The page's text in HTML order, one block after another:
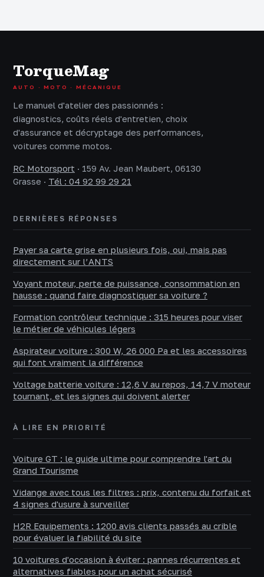
TorqueMag
AUTO · MOTO · MÉCANIQUE
Le manuel d'atelier des passionnés :
diagnostics, coûts réels d'entretien, choix
d'assurance et décryptage des performances,
voitures comme motos.
RC Motorsport · 159 Av. Jean Maubert, 06130
Grasse · Tél : 04 92 99 29 21
DERNIÈRES RÉPONSES
Payer sa carte grise en plusieurs fois, oui, mais pas
directement sur l’ANTS
Voyant moteur, perte de puissance, consommation en
hausse : quand faire diagnostiquer sa voiture ?
Formation contrôleur technique : 315 heures pour viser
le métier de véhicules légers
Aspirateur voiture : 300 W, 26 000 Pa et les accessoires
qui font vraiment la différence
Voltage batterie voiture : 12,6 V au repos, 14,7 V moteur
tournant, et les signes qui doivent alerter
À LIRE EN PRIORITÉ
Voiture GT : le guide ultime pour comprendre l'art du
Grand Tourisme
Vidange avec tous les filtres : prix, contenu du forfait et
4 signes d'usure à surveiller
H2R Equipements : 1200 avis clients passés au crible
pour évaluer la fiabilité du site
10 voitures d'occasion à éviter : pannes récurrentes et
alternatives fiables pour un achat sécurisé